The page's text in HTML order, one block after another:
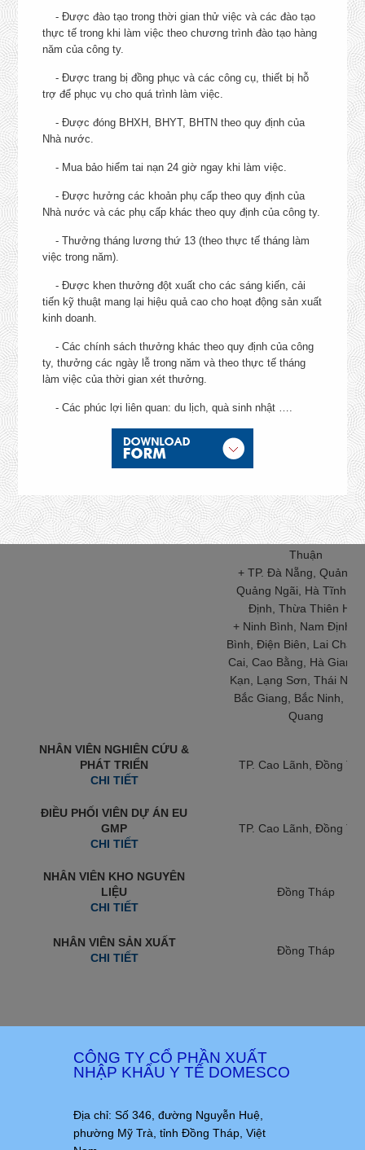
- Được đào tạo trong thời gian thử việc và các đào tạo
thực tế trong khi làm việc theo chương trình đào tạo hàng
năm của công ty.
- Được trang bị đồng phục và các công cụ, thiết bị hỗ
trợ để phục vụ cho quá trình làm việc.
- Được đóng BHXH, BHYT, BHTN theo quy định của
Nhà nước.
- Mua bảo hiểm tai nạn 24 giờ ngay khi làm việc.
- Được hưởng các khoản phụ cấp theo quy định của
Nhà nước và các phụ cấp khác theo quy định của công ty.
- Thưởng tháng lương thứ 13 (theo thực tế tháng làm
việc trong năm).
- Được khen thưởng đột xuất cho các sáng kiến, cải
tiến kỹ thuật mang lại hiệu quả cao cho hoạt động sản xuất
kinh doanh.
- Các chính sách thưởng khác theo quy định của công
ty, thưởng các ngày lễ trong năm và theo thực tế tháng
làm việc của thời gian xét thưởng.
- Các phúc lợi liên quan: du lịch, quà sinh nhật ….
NHÂN VIÊN TỰ ĐỘNG HÓA
TRONG SẢN XUẤT
CHI TIẾT
TP. Cao Lãnh, Đồng
SENIOR PRODUCT
EXECUTIVE (PE) – PHÒNG
CHI TIẾT
37, Thành Thái, Quận
TRÌNH DƯỢC VIÊN OTC
CHI TIẾT
+ Hồ Chí Minh: Quận 7,
Môn, Củ Chi, Tân Bình,
Vấp, Nhà Bè, 10, 11, 1,
Cần Giờ, Thủ Đức,
+ Tây Ninh
+ Kiên Giang, Sóc Trăng,
Giang, Bạc Liêu, Cà
+ Bà Rịa-Vũng Tàu:
+ Bình Thuận: Hàm
Bắc, Bắc Bình, Tuy
+ Đồng Nai: Long
+ Bình Dương: Tân Uyên,
Giáo, Dĩ An, Thuận An
+ Bình Phước: TP Đồng
Bù Đăng, Phú Riềng,
+ Lâm Đồng, Gia Lai,
Tum, Đắk Nông, Phú
Khánh Hoà, Đắk Lắk,
Thuận
+ TP. Đà Nẵng, Quảng
Quảng Ngãi, Hà Tĩnh,
Định, Thừa Thiên Huế
+ Ninh Bình, Nam Định,
Bình, Điện Biên, Lai
Cai, Cao Bằng, Hà Giang,
Kạn, Lạng Sơn, Thái
Bắc Giang, Bắc Ninh,
Quang
NHÂN VIÊN NGHIÊN CỨU &
PHÁT TRIỂN
CHI TIẾT
TP. Cao Lãnh, Đồng
ĐIỀU PHỐI VIÊN DỰ ÁN EU
GMP
CHI TIẾT
TP. Cao Lãnh, Đồng
NHÂN VIÊN KHO NGUYÊN
LIỆU
CHI TIẾT
Đồng Tháp
NHÂN VIÊN SẢN XUẤT
CHI TIẾT
Đồng Tháp
CÔNG TY CỔ PHẦN XUẤT
NHẬP KHẨU Y TẾ DOMESCO
Địa chỉ: Số 346, đường Nguyễn Huệ,
phường Mỹ Trà, tỉnh Đồng Tháp, Việt